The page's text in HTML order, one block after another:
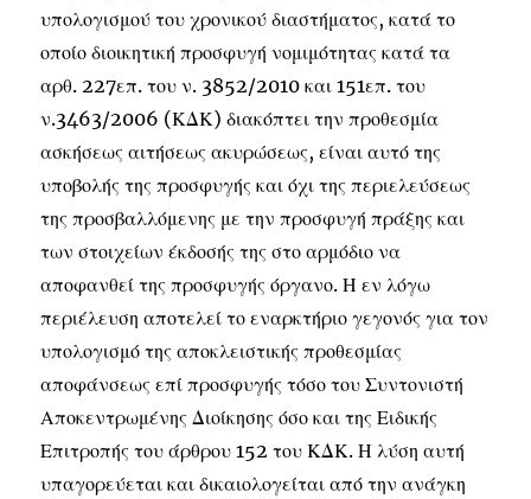
υπολογισμού του χρονικού διαστήματος, κατά το
οποίο διοικητική προσφυγή νομιμότητας κατά τα
αρθ. 227επ. του ν. 3852/2010 και 151επ. του
ν.3463/2006 (ΚΔΚ) διακόπτει την προθεσμία
ασκήσεως αιτήσεως ακυρώσεως, είναι αυτό της
υποβολής της προσφυγής και όχι της περιελεύσεως
της προσβαλλόμενης με την προσφυγή πράξης και
των στοιχείων έκδοσής της στο αρμόδιο να
αποφανθεί της προσφυγής όργανο. Η εν λόγω
περιέλευση αποτελεί το εναρκτήριο γεγονός για τον
υπολογισμό της αποκλειστικής προθεσμίας
αποφάνσεως επί προσφυγής τόσο του Συντονιστή
Αποκεντρωμένης Διοίκησης όσο και της Ειδικής
Επιτροπής του άρθρου 152 του ΚΔΚ. Η λύση αυτή
υπαγορεύεται και δικαιολογείται από την ανάγκη